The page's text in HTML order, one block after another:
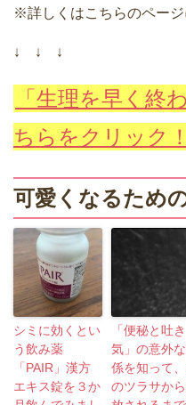
※詳しくはこちらのペー
↓ ↓ ↓
「生理を早く終
ちらをクリック！
可愛くなるため
シミに効くとい
う飲み薬
「PAIR」漢方
エキス錠を３か
「便秘と吐き
気」の意外
係を知って、
のツラサか